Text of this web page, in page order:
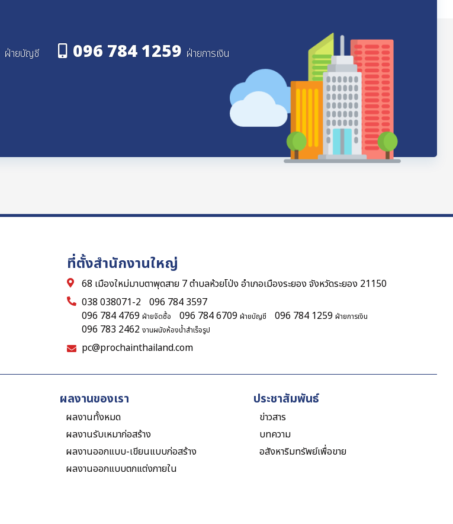
ฝ่ายบัญชี 096 784 1259 ฝ่ายการเงิน
ที่ตั้งสำนักงานใหญ่
68 เมืองใหม่มาบตาพุดสาย 7 ตำบลห้วยโป่ง อำเภอเมืองระยอง จังหวัดระยอง 21150
038 038071-2 096 784 3597
096 784 4769 ฝ่ายจัดซื้อ 096 784 6709 ฝ่ายบัญชี 096 784 1259 ฝ่ายการเงิน
096 783 2462 งานผนังห้องน้ำสำเร็จรูป
pc@prochainthailand.com
ผลงานของเรา
ผลงานทั้งหมด
ผลงานรับเหมาก่อสร้าง
ผลงานออกแบบ-เขียนแบบก่อสร้าง
ผลงานออกแบบตกแต่งภายใน
ประชาสัมพันธ์
ข่าวสาร
บทความ
อสังหาริมทรัพย์เพื่อขาย